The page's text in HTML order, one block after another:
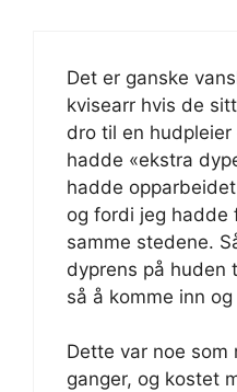
Det er ganske
kvisearr hvis de
dro til en
hadde «ekstra
hadde
og fordi jeg hadde
samme stedene.
dyprens på huden
så å komme inn og
Dette var noe som
ganger, og kostet